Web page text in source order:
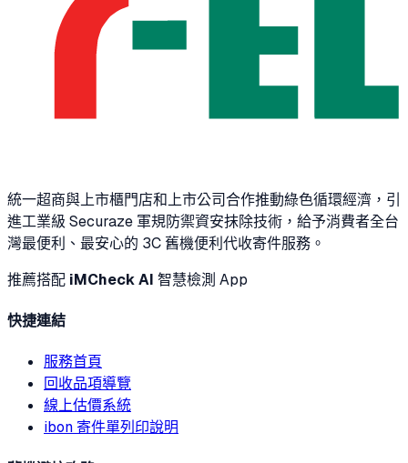
統一超商與上市櫃門店和上市公司合作推動綠色循環經濟，引
進工業級 Securaze 軍規防禦資安抹除技術，給予消費者全台
灣最便利、最安心的 3C 舊機便利代收寄件服務。
推薦搭配 iMCheck AI 智慧檢測 App
快捷連結
服務首頁
回收品項導覽
線上估價系統
ibon 寄件單列印說明